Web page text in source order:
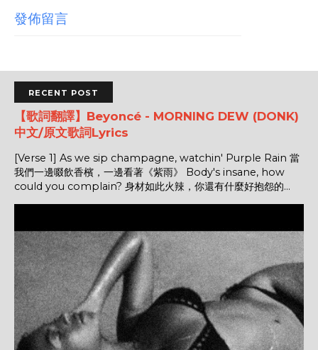
發佈留言
RECENT POST
【歌詞翻譯】Beyoncé - MORNING DEW (DONK)
中文/原文歌詞Lyrics
[Verse 1] As we sip champagne, watchin' Purple Rain 當
我們一邊啜飲香檳，一邊看著《紫雨》 Body's insane, how
could you complain? 身材如此火辣，你還有什麼好抱怨的...